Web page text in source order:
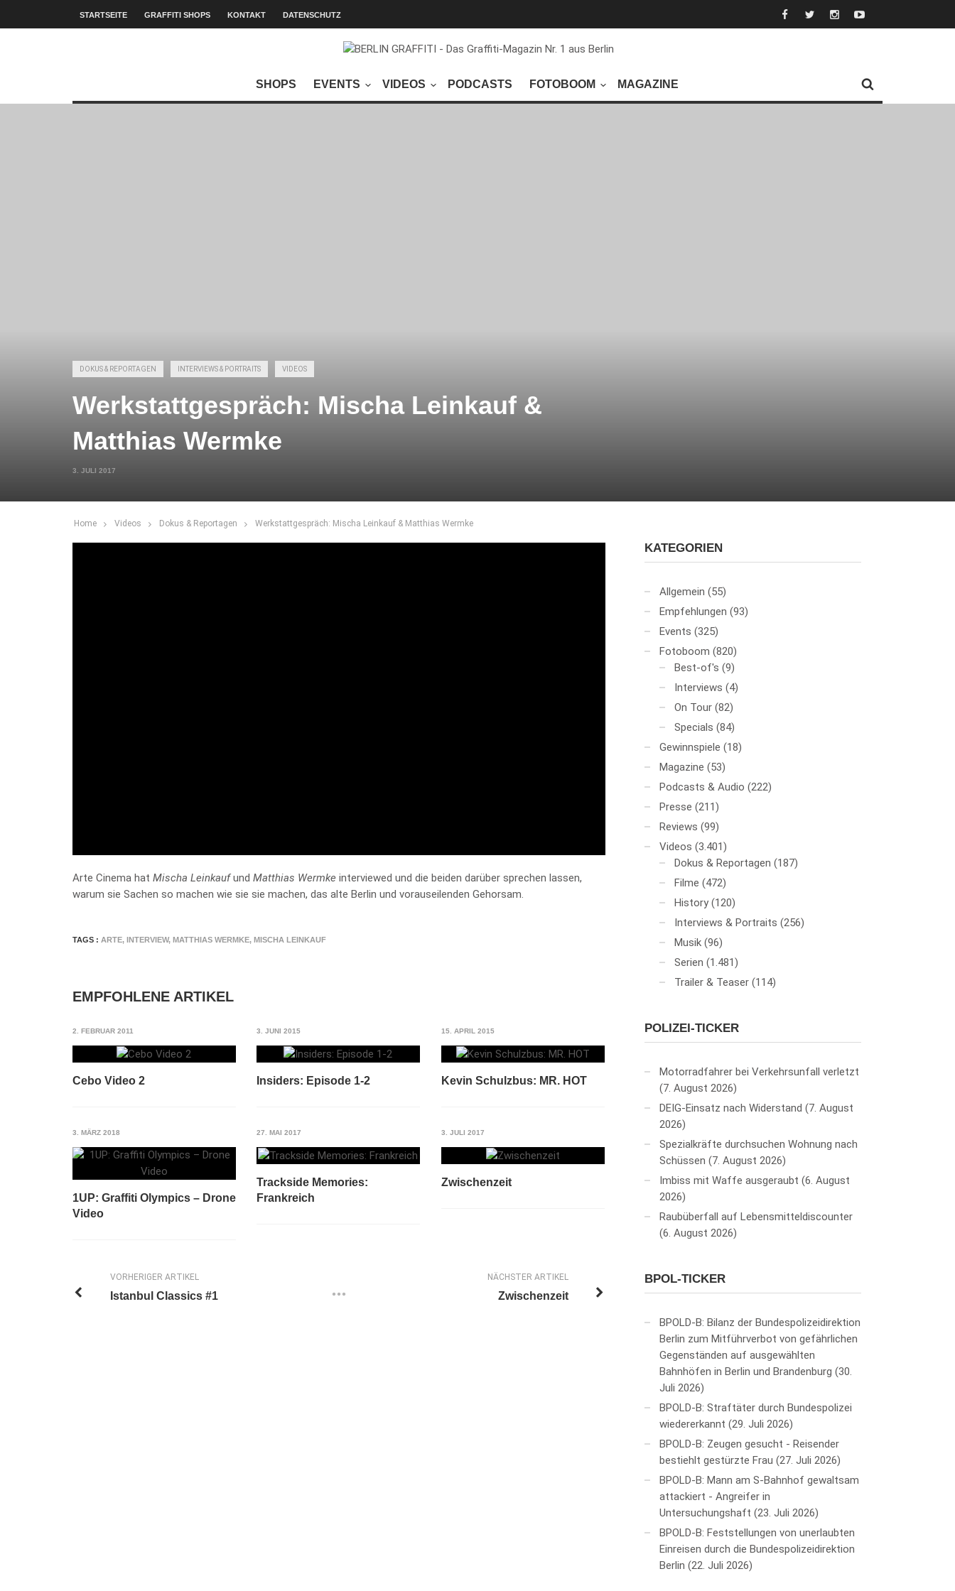
STARTSEITE GRAFFITI SHOPS KONTAKT DATENSCHUTZ
SHOPS EVENTS VIDEOS PODCASTS FOTOBOOM MAGAZINE
DOKUS & REPORTAGEN INTERVIEWS & PORTRAITS VIDEOS
Werkstattgespräch: Mischa Leinkauf &
Matthias Wermke
3. JULI 2017
Home Videos Dokus & Reportagen Werkstattgespräch: Mischa Leinkauf & Matthias Wermke
Arte Cinema hat Mischa Leinkaufund Matthias Wermke interviewed und die beiden darüber sprechen lassen,
warum sie Sachen so machen wie sie sie machen, das alte Berlin und vorauseilenden Gehorsam.
TAGS : ARTE, INTERVIEW, MATTHIAS WERMKE, MISCHA LEINKAUF
EMPFOHLENE ARTIKEL
2. FEBRUAR 2011
Cebo Video 2
3. JUNI 2015
Insiders: Episode 1-2
15. APRIL 2015
Kevin Schulzbus: MR. HOT
3. MÄRZ 2018
1UP: Graffiti Olympics – Drone
Video
27. MAI 2017
Trackside Memories:
Frankreich
3. JULI 2017
Zwischenzeit
NÄCHSTER ARTIKEL
Zwischenzeit
VORHERIGER ARTIKEL
Istanbul Classics #1
KATEGORIEN
Allgemein (55)
Empfehlungen (93)
Events (325)
Fotoboom (820)
Best-of's (9)
Interviews (4)
On Tour (82)
Specials (84)
Gewinnspiele (18)
Magazine (53)
Podcasts & Audio (222)
Presse (211)
Reviews (99)
Videos (3.401)
Dokus & Reportagen (187)
Filme (472)
History (120)
Interviews & Portraits (256)
Musik (96)
Serien (1.481)
Trailer & Teaser (114)
POLIZEI-TICKER
Motorradfahrer bei Verkehrsunfall verletzt
7. August 2026
DEIG-Einsatz nach Widerstand
7. August
2026
Spezialkräfte durchsuchen Wohnung nach
Schüssen
7. August 2026
Imbiss mit Waffe ausgeraubt 6. August
2026
Raubüberfall auf Lebensmitteldiscounter
6. August 2026
BPOL-TICKER
BPOLD-B: Bilanz der Bundespolizeidirektion
Berlin zum Mitführverbot von gefährlichen
Gegenständen auf ausgewählten
Bahnhöfen in Berlin und Brandenburg 30.
Juli 2026
BPOLD-B: Straftäter durch Bundespolizei
wiedererkannt 29. Juli 2026
BPOLD-B: Zeugen gesucht - Reisender
bestiehlt gestürzte Frau 27. Juli 2026
BPOLD-B: Mann am S-Bahnhof gewaltsam
attackiert - Angreifer in
Untersuchungshaft 23. Juli 2026
BPOLD-B: Feststellungen von unerlaubten
Einreisen durch die Bundespolizeidirektion
Berlin 22. Juli 2026